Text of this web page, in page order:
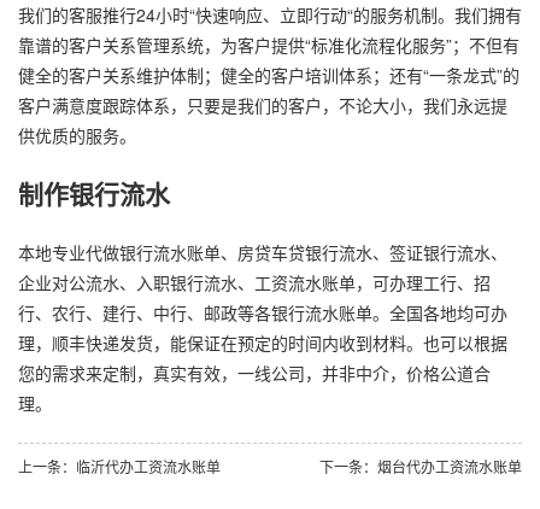
我们的客服推行24小时“快速响应、立即行动“的服务机制。我们拥有
靠谱的客户关系管理系统，为客户提供“标准化流程化服务”；不但有
健全的客户关系维护体制；健全的客户培训体系；还有“一条龙式”的
客户满意度跟踪体系，只要是我们的客户，不论大小，我们永远提
供优质的服务。
制作银行流水
本地专业代做银行流水账单、房贷车贷银行流水、签证银行流水、
企业对公流水、入职银行流水、工资流水账单，可办理工行、招
行、农行、建行、中行、邮政等各银行流水账单。全国各地均可办
理，顺丰快递发货，能保证在预定的时间内收到材料。也可以根据
您的需求来定制，真实有效，一线公司，并非中介，价格公道合
理。
上一条：临沂代办工资流水账单 下一条：烟台代办工资流水账单